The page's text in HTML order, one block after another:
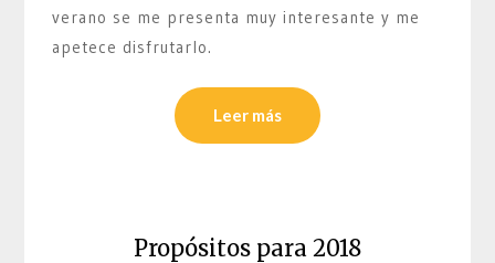
verano se me presenta muy interesante y me
apetece disfrutarlo.
Leer más
Propósitos para 2018